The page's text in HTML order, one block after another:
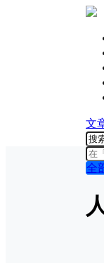
文
全